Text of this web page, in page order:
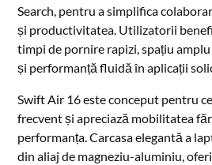
Search, pentru a simplifica
și productivitatea. Utilizatorii
timpi de pornire rapizi, spațiu
și performanță fluidă în aplicații
Swift Air 16 este conceput pentru
frecvent și apreciază mobilitatea
performanța. Carcasa elegantă a
din aliaj de magneziu-aluminiu,